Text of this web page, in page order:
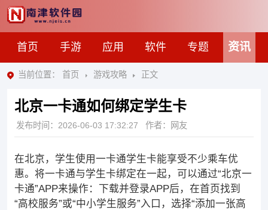
首页 手游 应用 软件 专题 资讯
当前位置： 首页 游戏攻略 正文
北京一卡通如何绑定学生卡
发布时间： 2026-06-03 17:32:27 作者：网友
在北京，学生使用一卡通学生卡能享受不少乘车优
惠。将一卡通与学生卡绑定在一起，可以通过“北京一
卡通”APP来操作：下载并登录APP后，在首页找到
“高校服务”或“中小学生服务”入口，选择“添加一张高